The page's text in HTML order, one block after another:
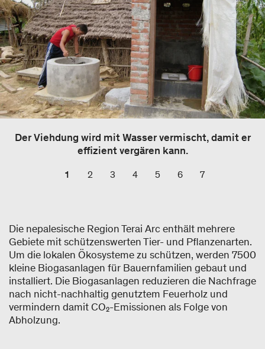
Der Viehdung wird mit Wasser vermischt, damit er
effizient vergären kann.
1 2 3 4 5 6 7
Die nepalesische Region Terai Arc enthält mehrere
Gebiete mit schützenswerten Tier- und Pflanzenarten.
Um die lokalen Ökosysteme zu schützen, werden 7500
kleine Biogasanlagen für Bauernfamilien gebaut und
installiert. Die Biogasanlagen reduzieren die Nachfrage
nach nicht-nachhaltig genutztem Feuerholz und
vermindern damit CO₂-Emissionen als Folge von
Abholzung.